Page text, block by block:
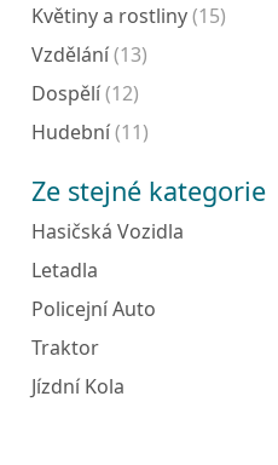
Květiny a rostliny(15)
Vzdělání(13)
Dospělí(12)
Hudební(11)
Ze stejné kategorie
Hasičská Vozidla
Letadla
Policejní Auto
Traktor
Jízdní Kola